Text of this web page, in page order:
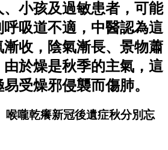
小孩及過敏患者，可能
吸道不適，中醫認為這
收，陰氣漸長、景物蕭
於燥是秋季的主氣，這
受燥邪侵襲而傷肺。
喉嚨乾癢新冠後遺症秋分別忘